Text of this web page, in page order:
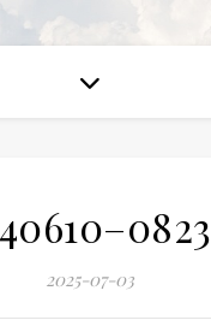
2025-07-03